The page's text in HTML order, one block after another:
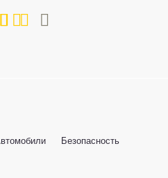
5
Безопасность